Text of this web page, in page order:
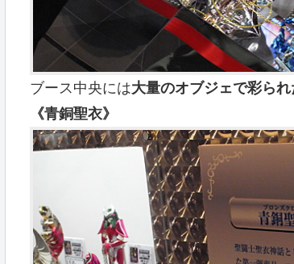
ブース中央には大量のオブジェで彩ら
《青銅聖衣》